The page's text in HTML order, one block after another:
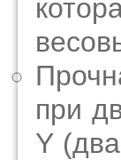
при
Y